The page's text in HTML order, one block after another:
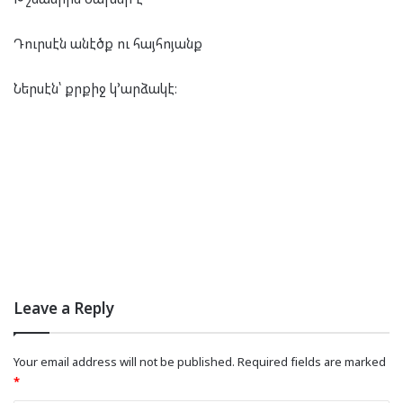
Դուրսէն անէծք ու հայհոյանք
Ներսէն՝ քրքիջ կ՚արձակէ։
Leave a Reply
Your email address will not be published. Required fields are marked
*